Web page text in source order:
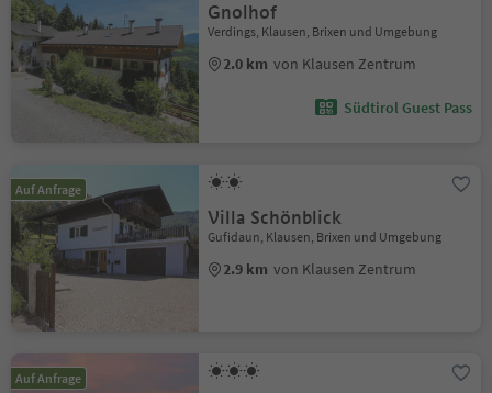
Gnolhof
Verdings, Klausen, Brixen und Umgebung
2.0 km von Klausen Zentrum
Südtirol Guest Pass
Auf Anfrage
Villa Schönblick
Gufidaun, Klausen, Brixen und Umgebung
2.9 km von Klausen Zentrum
Auf Anfrage